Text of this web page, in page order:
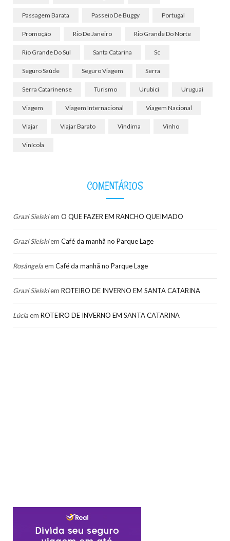
Passagem Barata Passeio De Buggy Portugal
Promoção Rio De Janeiro Rio Grande Do Norte
Rio Grande Do Sul Santa Catarina Sc
Seguro Saúde Seguro Viagem Serra
Serra Catarinense Turismo Urubici Uruguai
Viagem Viagem Internacional Viagem Nacional
Viajar Viajar Barato Vindima Vinho
Vinícola
COMENTÁRIOS
Grazi Sielskiem O QUE FAZER EM RANCHO QUEIMADO
Grazi Sielskiem Café da manhã no Parque Lage
Rosângelaem Café da manhã no Parque Lage
Grazi Sielskiem ROTEIRO DE INVERNO EM SANTA CATARINA
Lúciaem ROTEIRO DE INVERNO EM SANTA CATARINA